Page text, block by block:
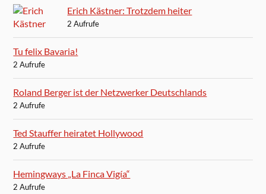
Erich Kästner: Trotzdem heiter
2 Aufrufe
Tu felix Bavaria!
2 Aufrufe
Roland Berger ist der Netzwerker Deutschlands
2 Aufrufe
Ted Stauffer heiratet Hollywood
2 Aufrufe
Hemingways „La Finca Vigía“
2 Aufrufe